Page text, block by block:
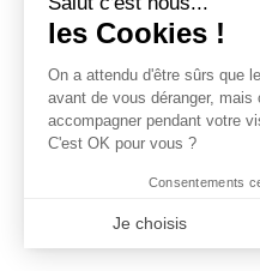
les Cookies !
On a attendu d'être sûrs que
avant de vous déranger, mais
accompagner pendant votre
C'est OK pour vous ?
Consentements
Je choisis